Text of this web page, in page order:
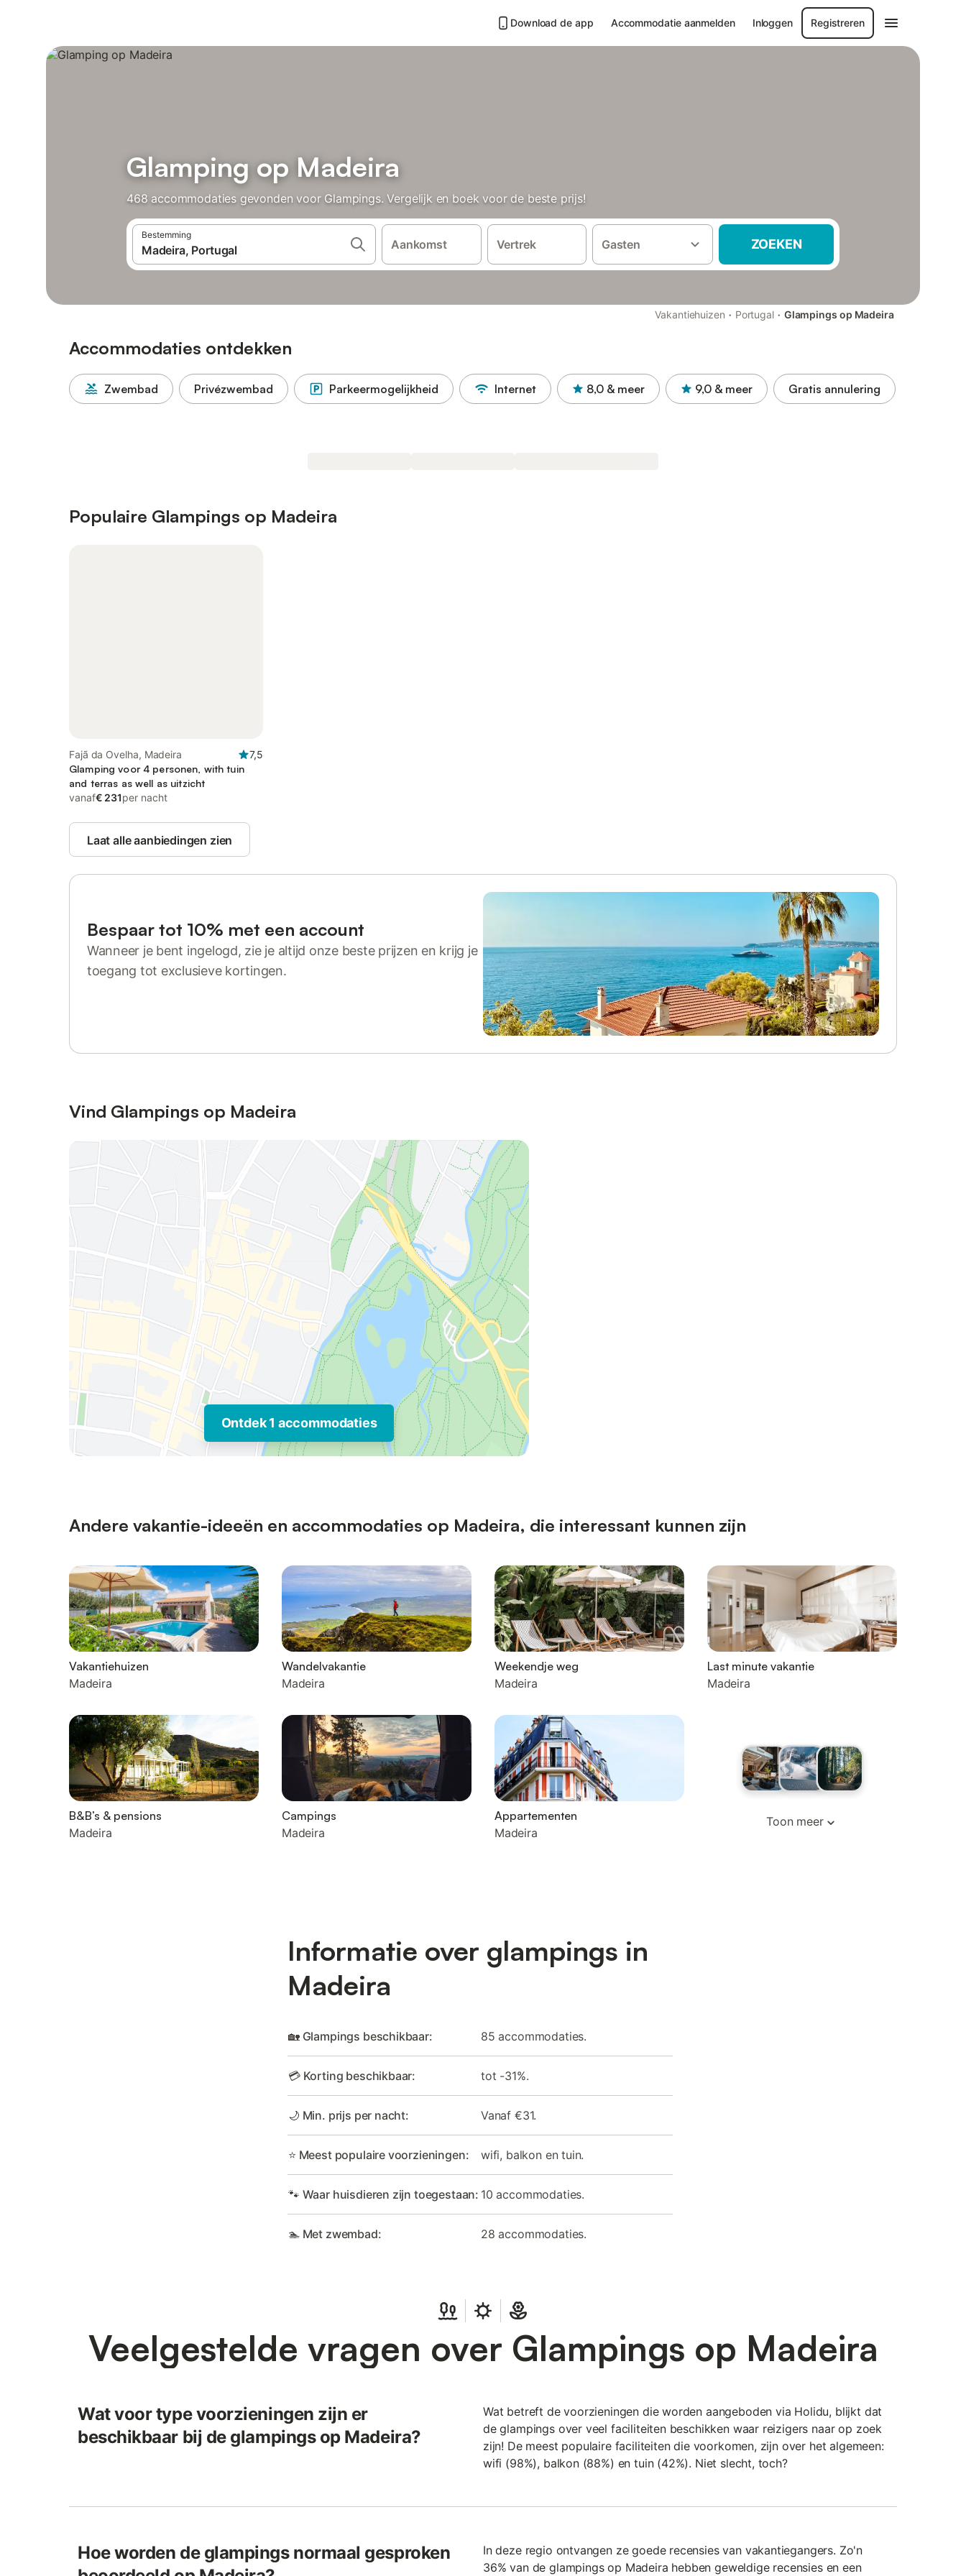
Download de app Accommodatie aanmelden Inloggen Registreren
Glamping op Madeira
468 accommodaties gevonden voor Glampings. Vergelijk en boek voor de beste prijs!
Bestemming
Aankomst Vertrek Gasten ZOEKEN
Vakantiehuizen · Portugal · Glampings op Madeira
Accommodaties ontdekken
Zwembad Privézwembad Parkeermogelijkheid Internet 8,0 & meer 9,0 & meer Gratis annulering
Populaire Glampings op Madeira
Fajã da Ovelha, Madeira
7,5
Glamping voor 4 personen, with tuin
and terras as well as uitzicht
vanaf€ 231per nacht
Laat alle aanbiedingen zien
Bespaar tot 10% met een account
Wanneer je bent ingelogd, zie je altijd onze beste prijzen en krijg je
toegang tot exclusieve kortingen.
Vind Glampings op Madeira
Ontdek 1 accommodaties
Andere vakantie-ideeën en accommodaties op Madeira, die interessant kunnen zijn
Vakantiehuizen
Madeira
Wandelvakantie
Madeira
Weekendje weg
Madeira
Last minute vakantie
Madeira
B&B’s & pensions
Madeira
Campings
Madeira
Appartementen
Madeira
Toon meer
Informatie over glampings in
Madeira
🏡 Glampings beschikbaar: 85 accommodaties.
💳 Korting beschikbaar: tot -31%.
🌙 Min. prijs per nacht: Vanaf €31.
⭐ Meest populaire voorzieningen: wifi, balkon en tuin.
🐾 Waar huisdieren zijn toegestaan: 10 accommodaties.
🏊 Met zwembad: 28 accommodaties.
Veelgestelde vragen over Glampings op Madeira
Wat voor type voorzieningen zijn er
beschikbaar bij de glampings op Madeira?
Wat betreft de voorzieningen die worden aangeboden via Holidu, blijkt dat
de glampings over veel faciliteiten beschikken waar reizigers naar op zoek
zijn! De meest populaire faciliteiten die voorkomen, zijn over het algemeen:
wifi (98%), balkon (88%) en tuin (42%). Niet slecht, toch?
Hoe worden de glampings normaal gesproken
In deze regio ontvangen ze goede recensies van vakantiegangers. Zo'n
36% van de glampings op Madeira hebben geweldige recensies en een